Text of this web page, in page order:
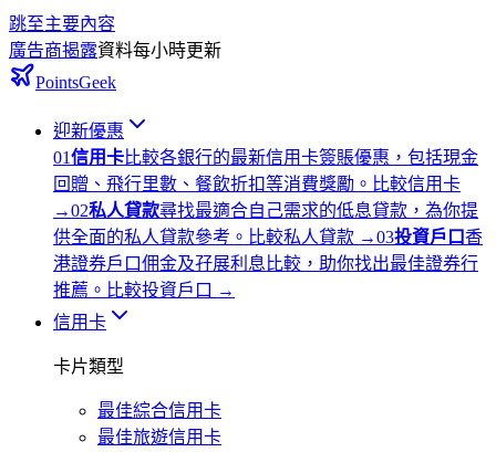
跳至主要內容
廣告商揭露資料每小時更新
PointsGeek
迎新優惠
01信用卡比較各銀行的最新信用卡簽賬優惠，包括現金
回贈、飛行里數、餐飲折扣等消費獎勵。 比較信用卡
→02私人貸款尋找最適合自己需求的低息貸款，為你提
供全面的私人貸款參考。 比較私人貸款 →03投資戶口香
港證券戶口佣金及孖展利息比較，助你找出最佳證券行
推薦。 比較投資戶口 →
信用卡
卡片類型
最佳綜合信用卡
最佳旅遊信用卡